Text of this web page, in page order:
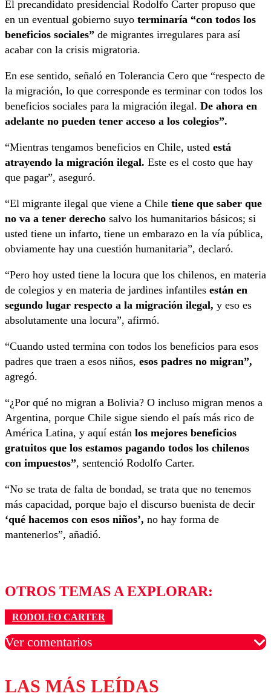
El precandidato presidencial Rodolfo Carter propuso que
en un eventual gobierno suyo terminaría “con todos los
beneficios sociales” de migrantes irregulares para así
acabar con la crisis migratoria.
En ese sentido, señaló en Tolerancia Cero que “respecto de
la migración, lo que corresponde es terminar con todos los
beneficios sociales para la migración ilegal. De ahora en
adelante no pueden tener acceso a los colegios”.
“Mientras tengamos beneficios en Chile, usted está
atrayendo la migración ilegal. Este es el costo que hay
que pagar”, aseguró.
“El migrante ilegal que viene a Chile tiene que saber que
no va a tener derecho salvo los humanitarios básicos; si
usted tiene un infarto, tiene un embarazo en la vía pública,
obviamente hay una cuestión humanitaria”, declaró.
“Pero hoy usted tiene la locura que los chilenos, en materia
de colegios y en materia de jardines infantiles están en
segundo lugar respecto a la migración ilegal, y eso es
absolutamente una locura”, afirmó.
“Cuando usted termina con todos los beneficios para esos
padres que traen a esos niños, esos padres no migran”,
agregó.
“¿Por qué no migran a Bolivia? O incluso migran menos a
Argentina, porque Chile sigue siendo el país más rico de
América Latina, y aquí están los mejores beneficios
gratuitos que los estamos pagando todos los chilenos
con impuestos”, sentenció Rodolfo Carter.
“No se trata de falta de bondad, se trata que no tenemos
más capacidad, porque bajo el discurso buenista de decir
‘qué hacemos con esos niños’, no hay forma de
mantenerlos”, añadió.
OTROS TEMAS A EXPLORAR:
RODOLFO CARTER
Ver comentarios
Los comentarios son moderados para garantizar un
diálogo respetuoso.
LAS MÁS LEÍDAS